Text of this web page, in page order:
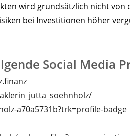
wird grundsätzlich nicht
bei Investitionen höher
Social Media
a70a5731b?trk=profile-badge